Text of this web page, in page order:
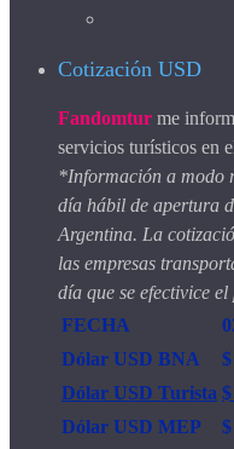
Cotización USD
Fandomtur me
servicios turísticos en
*Información a modo
día hábil de apertura
Argentina. La
las empresas
día que se efectivice
FECHA
Dólar USD BNA
Dólar USD Turista
Dólar USD MEP